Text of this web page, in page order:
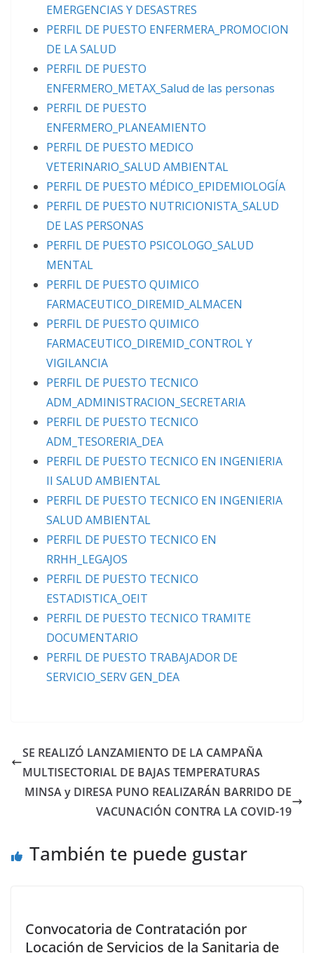
EMERGENCIAS Y DESASTRES
PERFIL DE PUESTO ENFERMERA_PROMOCION
DE LA SALUD
PERFIL DE PUESTO
ENFERMERO_METAX_Salud de las personas
PERFIL DE PUESTO
ENFERMERO_PLANEAMIENTO
PERFIL DE PUESTO MEDICO
VETERINARIO_SALUD AMBIENTAL
PERFIL DE PUESTO MÉDICO_EPIDEMIOLOGÍA
PERFIL DE PUESTO NUTRICIONISTA_SALUD
DE LAS PERSONAS
PERFIL DE PUESTO PSICOLOGO_SALUD
MENTAL
PERFIL DE PUESTO QUIMICO
FARMACEUTICO_DIREMID_ALMACEN
PERFIL DE PUESTO QUIMICO
FARMACEUTICO_DIREMID_CONTROL Y
VIGILANCIA
PERFIL DE PUESTO TECNICO
ADM_ADMINISTRACION_SECRETARIA
PERFIL DE PUESTO TECNICO
ADM_TESORERIA_DEA
PERFIL DE PUESTO TECNICO EN INGENIERIA
II SALUD AMBIENTAL
PERFIL DE PUESTO TECNICO EN INGENIERIA
SALUD AMBIENTAL
PERFIL DE PUESTO TECNICO EN
RRHH_LEGAJOS
PERFIL DE PUESTO TECNICO
ESTADISTICA_OEIT
PERFIL DE PUESTO TECNICO TRAMITE
DOCUMENTARIO
PERFIL DE PUESTO TRABAJADOR DE
SERVICIO_SERV GEN_DEA
SE REALIZÓ LANZAMIENTO DE LA CAMPAÑA
MULTISECTORIAL DE BAJAS TEMPERATURAS
MINSA y DIRESA PUNO REALIZARÁN BARRIDO DE
VACUNACIÓN CONTRA LA COVID-19
También te puede gustar
Convocatoria de Contratación por
Locación de Servicios de la Sanitaria de